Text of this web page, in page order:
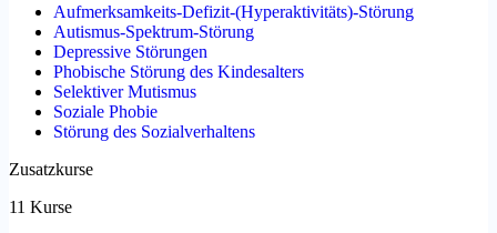
Aufmerksamkeits-Defizit-(Hyperaktivitäts)-Störung
Autismus-Spektrum-Störung
Depressive Störungen
Phobische Störung des Kindesalters
Selektiver Mutismus
Soziale Phobie
Störung des Sozialverhaltens
Zusatzkurse
11 Kurse